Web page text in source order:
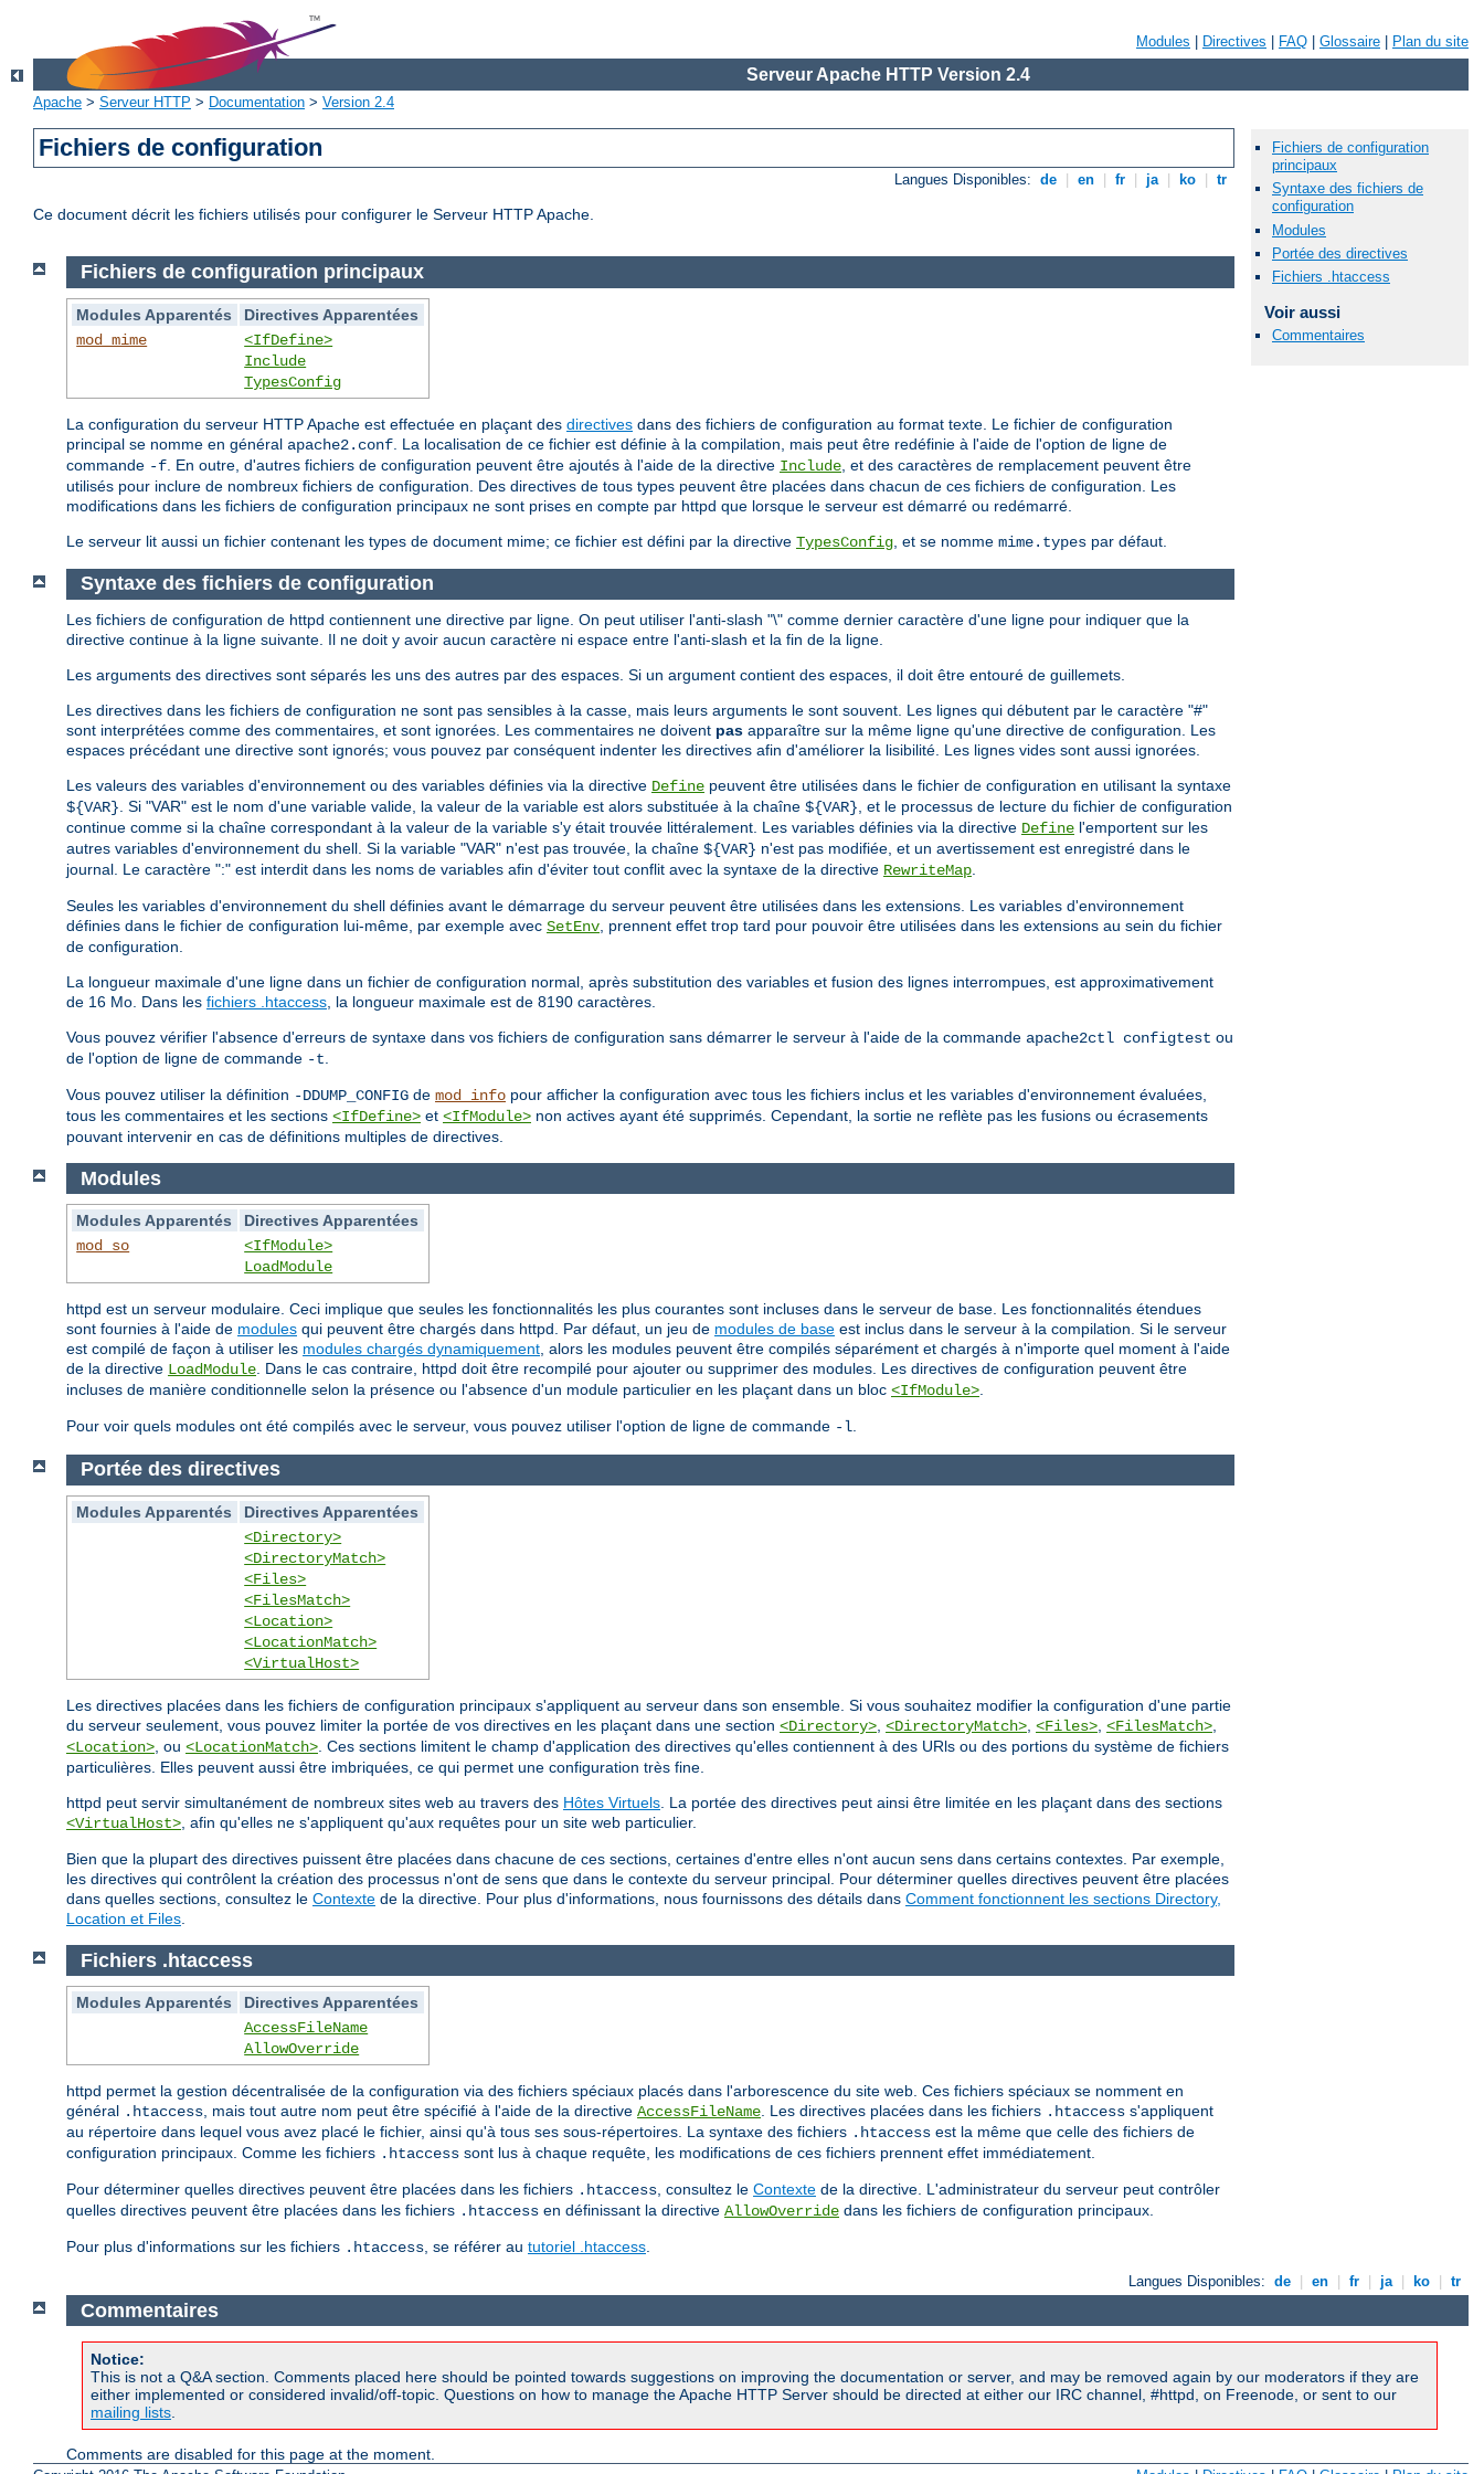
Modules Directives FAQ Glossaire Plan du site
Serveur Apache HTTP Version 2.4
Apache > Serveur HTTP > Documentation > Version 2.4
Fichiers de configuration
Langues Disponibles: de en fr ja ko tr
Ce document décrit les fichiers utilisés pour configurer le Serveur HTTP Apache.
Fichiers de configuration
principaux
Syntaxe des fichiers de
configuration
Modules
Portée des directives
Fichiers .htaccess
Voir aussi
Commentaires
Fichiers de configuration principaux
Modules Apparentés
Directives Apparentées
mod_mime
<IfDefine>
Include
TypesConfig
La configuration du serveur HTTP Apache est effectuée en plaçant des directives dans des fichiers de configuration au format texte. Le fichier de configuration
principal se nomme en général apache2.conf . La localisation de ce fichier est définie à la compilation, mais peut être redéfinie à l'aide de l'option de ligne de
commande -f . En outre, d'autres fichiers de configuration peuvent être ajoutés à l'aide de la directive Include , et des caractères de remplacement peuvent être
utilisés pour inclure de nombreux fichiers de configuration. Des directives de tous types peuvent être placées dans chacun de ces fichiers de configuration. Les
modifications dans les fichiers de configuration principaux ne sont prises en compte par httpd que lorsque le serveur est démarré ou redémarré.
Le serveur lit aussi un fichier contenant les types de document mime; ce fichier est défini par la directive TypesConfig , et se nomme mime.types par défaut.
Syntaxe des fichiers de configuration
Les fichiers de configuration de httpd contiennent une directive par ligne. On peut utiliser l'anti-slash "\" comme dernier caractère d'une ligne pour indiquer que la
directive continue à la ligne suivante. Il ne doit y avoir aucun caractère ni espace entre l'anti-slash et la fin de la ligne.
Les arguments des directives sont séparés les uns des autres par des espaces. Si un argument contient des espaces, il doit être entouré de guillemets.
Les directives dans les fichiers de configuration ne sont pas sensibles à la casse, mais leurs arguments le sont souvent. Les lignes qui débutent par le caractère "#"
sont interprétées comme des commentaires, et sont ignorées. Les commentaires ne doivent pas apparaître sur la même ligne qu'une directive de configuration. Les
espaces précédant une directive sont ignorés; vous pouvez par conséquent indenter les directives afin d'améliorer la lisibilité. Les lignes vides sont aussi ignorées.
Les valeurs des variables d'environnement ou des variables définies via la directive Define peuvent être utilisées dans le fichier de configuration en utilisant la syntaxe
${VAR} . Si "VAR" est le nom d'une variable valide, la valeur de la variable est alors substituée à la chaîne ${VAR} , et le processus de lecture du fichier de configuration
continue comme si la chaîne correspondant à la valeur de la variable s'y était trouvée littéralement. Les variables définies via la directive Define l'emportent sur les
autres variables d'environnement du shell. Si la variable "VAR" n'est pas trouvée, la chaîne ${VAR} n'est pas modifiée, et un avertissement est enregistré dans le
journal. Le caractère ":" est interdit dans les noms de variables afin d'éviter tout conflit avec la syntaxe de la directive RewriteMap
Seules les variables d'environnement du shell définies avant le démarrage du serveur peuvent être utilisées dans les extensions. Les variables d'environnement
définies dans le fichier de configuration lui-même, par exemple avec SetEnv , prennent effet trop tard pour pouvoir être utilisées dans les extensions au sein du fichier
de configuration.
La longueur maximale d'une ligne dans un fichier de configuration normal, après substitution des variables et fusion des lignes interrompues, est approximativement
de 16 Mo. Dans les fichiers .htaccess , la longueur maximale est de 8190 caractères.
Vous pouvez vérifier l'absence d'erreurs de syntaxe dans vos fichiers de configuration sans démarrer le serveur à l'aide de la commande apache2ctl configtest ou
de l'option de ligne de commande -t
Vous pouvez utiliser la définition -DDUMP_CONFIG de mod_info pour afficher la configuration avec tous les fichiers inclus et les variables d'environnement évaluées,
tous les commentaires et les sections <IfDefine> et <IfModule> non actives ayant été supprimés. Cependant, la sortie ne reflète pas les fusions ou écrasements
pouvant intervenir en cas de définitions multiples de directives.
Modules
Modules Apparentés
Directives Apparentées
mod_so
<IfModule>
LoadModule
httpd est un serveur modulaire. Ceci implique que seules les fonctionnalités les plus courantes sont incluses dans le serveur de base. Les fonctionnalités étendues
sont fournies à l'aide de modules qui peuvent être chargés dans httpd. Par défaut, un jeu de modules de base est inclus dans le serveur à la compilation. Si le serveur
est compilé de façon à utiliser les modules chargés dynamiquement, alors les modules peuvent être compilés séparément et chargés à n'importe quel moment à l'aide
de la directive LoadModule. Dans le cas contraire, httpd doit être recompilé pour ajouter ou supprimer des modules. Les directives de configuration peuvent être
incluses de manière conditionnelle selon la présence ou l'absence d'un module particulier en les plaçant dans un bloc <IfModule>.
Pour voir quels modules ont été compilés avec le serveur, vous pouvez utiliser l'option de ligne de commande -l.
Portée des directives
Modules Apparentés
Directives Apparentées
<Directory>
<DirectoryMatch>
<Files>
<FilesMatch>
<Location>
<LocationMatch>
<VirtualHost>
Les directives placées dans les fichiers de configuration principaux s'appliquent au serveur dans son ensemble. Si vous souhaitez modifier la configuration d'une partie
du serveur seulement, vous pouvez limiter la portée de vos directives en les plaçant dans une section <Directory> <DirectoryMatch> <Files> <FilesMatch>
<Location> , ou <LocationMatch> . Ces sections limitent le champ d'application des directives qu'elles contiennent à des URls ou des portions du système de fichiers
particulières. Elles peuvent aussi être imbriquées, ce qui permet une configuration très fine.
httpd peut servir simultanément de nombreux sites web au travers des Hôtes Virtuels . La portée des directives peut ainsi être limitée en les plaçant dans des sections
<VirtualHost> , afin qu'elles ne s'appliquent qu'aux requêtes pour un site web particulier.
Bien que la plupart des directives puissent être placées dans chacune de ces sections, certaines d'entre elles n'ont aucun sens dans certains contextes. Par exemple,
les directives qui contrôlent la création des processus n'ont de sens que dans le contexte du serveur principal. Pour déterminer quelles directives peuvent être placées
dans quelles sections, consultez le Contexte de la directive. Pour plus d'informations, nous fournissons des détails dans Comment fonctionnent les sections Directory,
Location et Files
Fichiers .htaccess
Modules Apparentés
Directives Apparentées
AccessFileName
AllowOverride
httpd permet la gestion décentralisée de la configuration via des fichiers spéciaux placés dans l'arborescence du site web. Ces fichiers spéciaux se nomment en
général .htaccess, mais tout autre nom peut être spécifié à l'aide de la directive AccessFileName. Les directives placées dans les fichiers .htaccess s'appliquent
au répertoire dans lequel vous avez placé le fichier, ainsi qu'à tous ses sous-répertoires. La syntaxe des fichiers .htaccess est la même que celle des fichiers de
configuration principaux. Comme les fichiers .htaccess sont lus à chaque requête, les modifications de ces fichiers prennent effet immédiatement.
Pour déterminer quelles directives peuvent être placées dans les fichiers .htaccess, consultez le Contexte de la directive. L'administrateur du serveur peut contrôler
quelles directives peuvent être placées dans les fichiers .htaccess en définissant la directive AllowOverride dans les fichiers de configuration principaux.
Pour plus d'informations sur les fichiers .htaccess, se référer au tutoriel .htaccess.
Langues Disponibles: de en fr ja ko tr
Commentaires
Notice:
This is not a Q&A section. Comments placed here should be pointed towards suggestions on improving the documentation or server, and may be removed again by our moderators if they are
either implemented or considered invalid/off-topic. Questions on how to manage the Apache HTTP Server should be directed at either our IRC channel, #httpd, on Freenode, or sent to our
mailing lists.
Comments are disabled for this page at the moment.